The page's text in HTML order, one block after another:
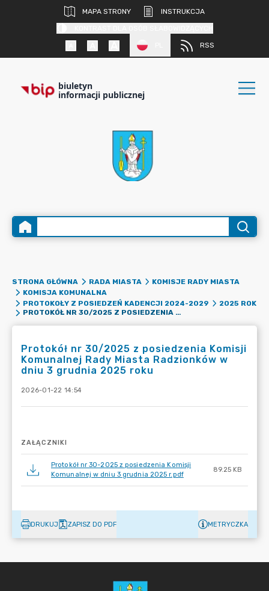
MAPA STRONY
INSTRUKCJA
RSS
biuletyn
informacji publicznej
STRONA GŁÓWNA RADA MIASTA
KOMISJE RADY MIASTA
KOMISJA KOMUNALNA
PROTOKOŁY Z POSIEDZEŃ KADENCJI 2024-2029
2025 ROK
PROTOKÓŁ NR 30/2025 Z POSIEDZENIA KOMISJI KOMUNALNEJ RADY MIASTA RADZIONKÓW W DNIU 3 GRUDNIA 2025 ROKU
Protokół nr 30/2025 z posiedzenia Komisji
Komunalnej Rady Miasta Radzionków w
dniu 3 grudnia 2025 roku
2026-01-22 14:54
ZAŁĄCZNIKI
Protokół nr 30-2025 z posiedzenia Komisji
Komunalnej w dniu 3 grudnia 2025 r.pdf
89.25 KB
DRUKUJ ZAPISZ DO PDF METRYCZKA